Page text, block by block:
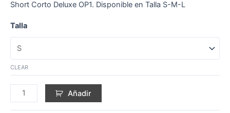
Short Corto Deluxe OP1. Disponible en Talla S-M-L
Talla
CLEAR
Añadir